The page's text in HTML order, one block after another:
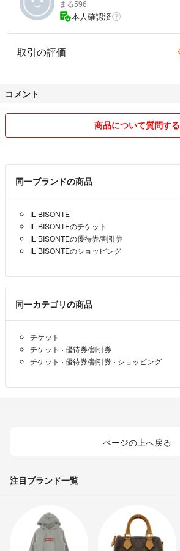
まる596
本人確認済
取引の評価
コメント
商品について質問する
同一ブランドの商品
IL BISONTE
IL BISONTEのチケット
IL BISONTEの優待券/割引券
IL BISONTEのショッピング
同一カテゴリの商品
チケット
チケット › 優待券/割引券
チケット › 優待券/割引券 › ショッピング
ページの上へ戻る
注目ブランド一覧